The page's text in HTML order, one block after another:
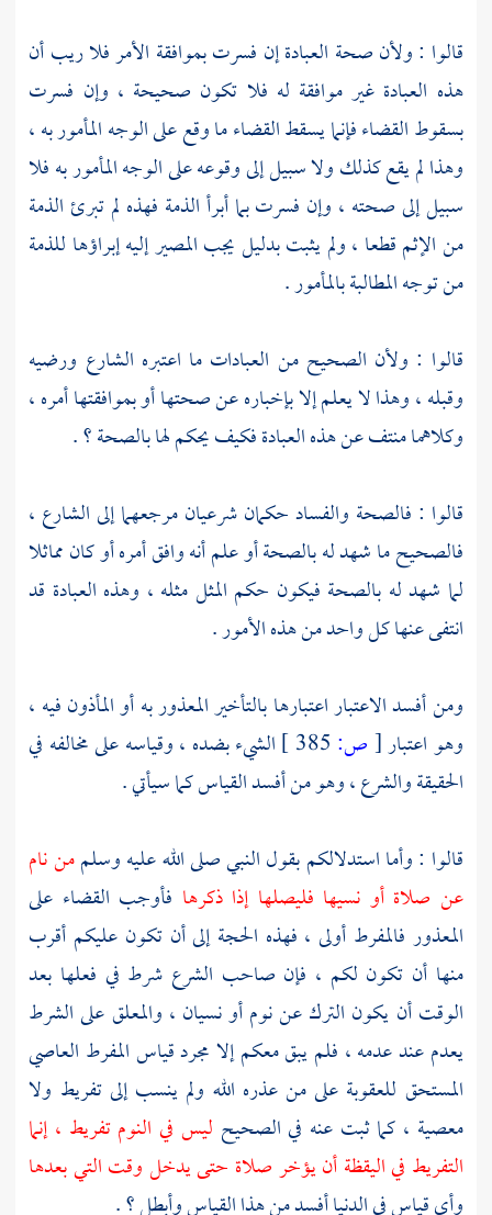
قالوا : ولأن صحة العبادة إن فسرت بموافقة الأمر فلا ريب أن
هذه العبادة غير موافقة له فلا تكون صحيحة ، وإن فسرت
بسقوط القضاء فإنما يسقط القضاء ما وقع على الوجه المأمور به ،
وهذا لم يقع كذلك ولا سبيل إلى وقوعه على الوجه المأمور به فلا
سبيل إلى صحته ، وإن فسرت بما أبرأ الذمة فهذه لم تبرئ الذمة
من الإثم قطعا ، ولم يثبت بدليل يجب المصير إليه إبراؤها للذمة
من توجه المطالبة بالمأمور .
قالوا : ولأن الصحيح من العبادات ما اعتبره الشارع ورضيه
وقبله ، وهذا لا يعلم إلا بإخباره عن صحتها أو بموافقتها أمره ،
وكلاهما منتف عن هذه العبادة فكيف يحكم لها بالصحة ؟ .
قالوا : فالصحة والفساد حكمان شرعيان مرجعهما إلى الشارع ،
فالصحيح ما شهد له بالصحة أو علم أنه وافق أمره أو كان مماثلا
لما شهد له بالصحة فيكون حكم المثل مثله ، وهذه العبادة قد
انتفى عنها كل واحد من هذه الأمور .
ومن أفسد الاعتبار اعتبارها بالتأخير المعذور به أو المأذون فيه ،
وهو اعتبار[ص:
الشيء بضده ، وقياسه على مخالفه في
الحقيقة والشرع ، وهو من أفسد القياس كما سيأتي .
قالوا : وأما استدلالكم بقول النبي صلى الله عليه وسلممن نام
عن صلاة أو نسيها فليصلها إذا ذكرها فأوجب القضاء على
المعذور فالمفرط أولى ، فهذه الحجة إلى أن تكون عليكم أقرب
منها أن تكون لكم ، فإن صاحب الشرع شرط في فعلها بعد
الوقت أن يكون الترك عن نوم أو نسيان ، والمعلق على الشرط
يعدم عند عدمه ، فلم يبق معكم إلا مجرد قياس المفرط العاصي
المستحق للعقوبة على من عذره الله ولم ينسب إلى تفريط ولا
معصية ، كما ثبت عنه في الصحيح ليس في النوم تفريط ، إنما
التفريط في اليقظة أن يؤخر صلاة حتى يدخل وقت التي بعدها
وأي قياس في الدنيا أفسد من هذا القياس وأبطل ؟ .